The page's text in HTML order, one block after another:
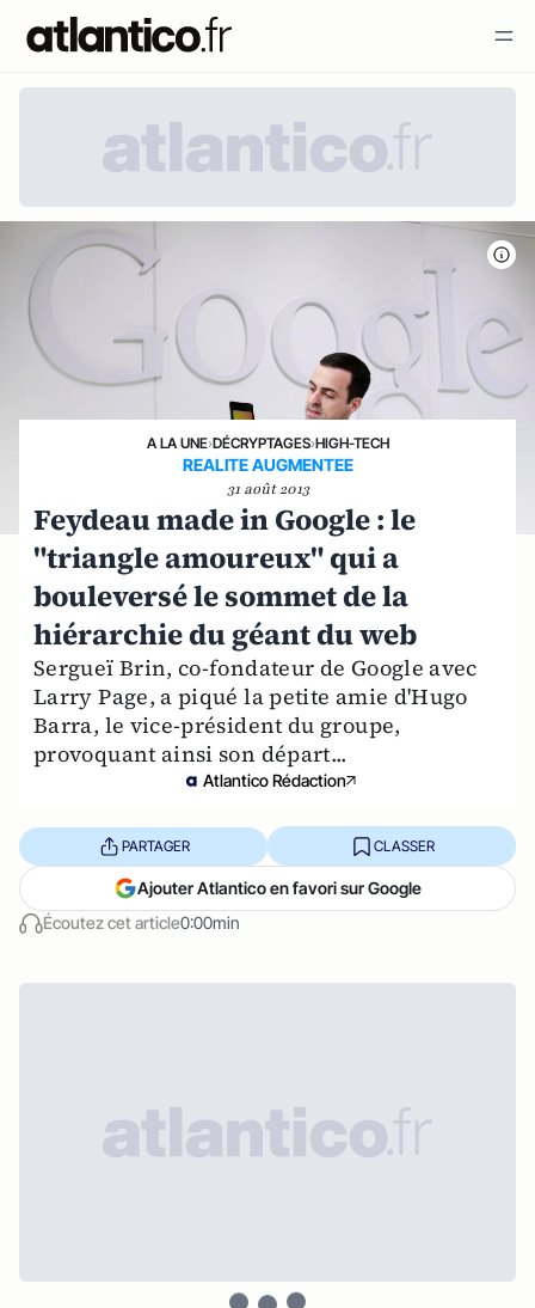
A LA UNE›DÉCRYPTAGES›HIGH-TECH
REALITE AUGMENTEE
31 août 2013
Feydeau made in Google : le
"triangle amoureux" qui a
bouleversé le sommet de la
hiérarchie du géant du web
Sergueï Brin, co-fondateur de Google avec
Larry Page, a piqué la petite amie d'Hugo
Barra, le vice-président du groupe,
provoquant ainsi son départ...
Atlantico Rédaction
Écoutez cet article0:00min
PARTAGER CLASSER
Ajouter Atlantico en favori sur Google